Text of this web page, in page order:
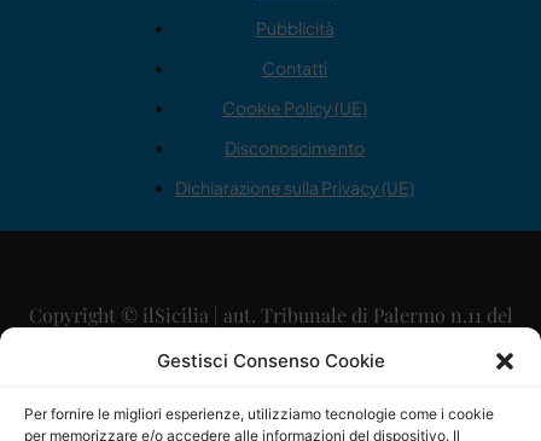
Gestisci Consenso Cookie
Per fornire le migliori esperienze, utilizziamo tecnologie come i cookie
per memorizzare e/o accedere alle informazioni del dispositivo. Il
Pubblicità
Contatti
Cookie Policy (UE)
Disconoscimento
Dichiarazione sulla Privacy (UE)
Copyright © ilSicilia | aut. Tribunale di Palermo n.11 del
29/09/2015